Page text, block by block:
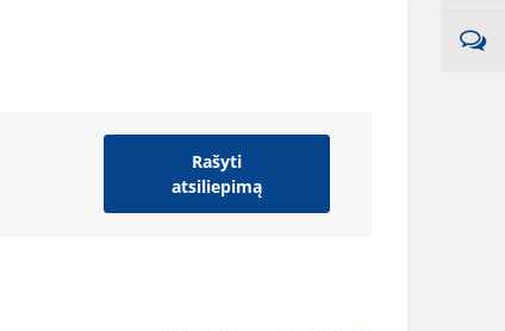
Rašyti
atsiliepimą